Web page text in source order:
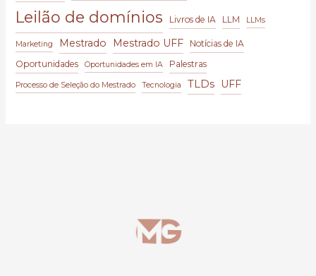
Leilão de domínios Livros de IA LLM LLMs
Marketing Mestrado Mestrado UFF
Notícias de IA
Oportunidades
Oportunidades em IA Palestras
Processo de Seleção do Mestrado Tecnologia TLDs UFF